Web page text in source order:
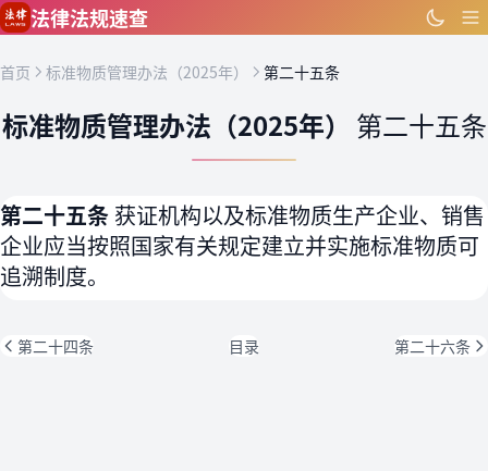
跳到主要内容
法律法规速查
首页 标准物质管理办法（2025年） 第二十五条
标准物质管理办法（2025年） 第二十五条
第二十五条 获证机构以及标准物质生产企业、销售
企业应当按照国家有关规定建立并实施标准物质可
追溯制度。
第二十四条 目录 第二十六条